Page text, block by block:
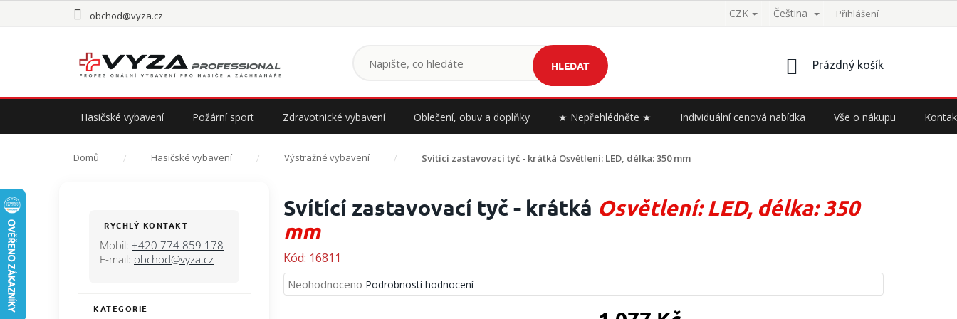
obchod@vyza.cz CZK Čeština Přihlášení
HLEDAT
NÁKUPNÍ
Prázdný košík
Hasičské vybavení Požární sport Zdravotnické vybavení Oblečení, obuv a doplňky ★ Nepřehlédněte ★ Individuální cenová nabídka Vše o nákupu
Domů Hasičské vybavení Výstražné vybavení Svítící zastavovací tyč - krátká Osvětlení: LED, délka: 350 mm
RYCHLÝ KONTAKT
Mobil: +420 774 859 178
E-mail: obchod@vyza.cz
Přeskočit
KATEGORIE
Svítící zastavovací tyč - krátká Osvětlení: LED, délka: 350
mm
Kód: 16811
Průměrné
hodnocení
Neohodnoceno Podrobnosti hodnocení